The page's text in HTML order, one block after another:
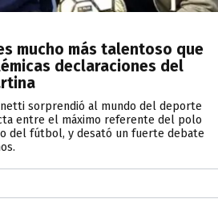
mucho más talentoso que
declaraciones del
sorprendió al mundo del deporte
entre el máximo referente del polo
del fútbol, y desató un fuerte debate